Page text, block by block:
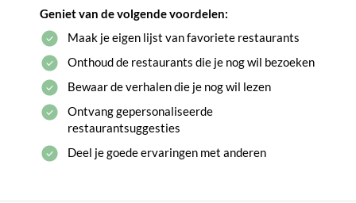
Geniet van de volgende voordelen:
Maak je eigen lijst van favoriete restaurants
Onthoud de restaurants die je nog wil bezoeken
Bewaar de verhalen die je nog wil lezen
Ontvang gepersonaliseerde
restaurantsuggesties
Deel je goede ervaringen met anderen